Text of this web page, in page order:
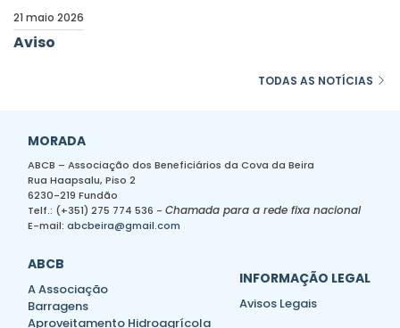
21 maio 2026
Aviso
TODAS AS NOTÍCIAS
MORADA
ABCB – Associação dos Beneficiários da Cova da Beira
Rua Haapsalu, Piso 2
6230-219 Fundão
Telf.: (+351) 275 774 536 - Chamada para a rede fixa nacional
E-mail: abcbeira@gmail.com
ABCB
A Associação
Barragens
Aproveitamento Hidroagrícola
INFORMAÇÃO LEGAL
Avisos Legais